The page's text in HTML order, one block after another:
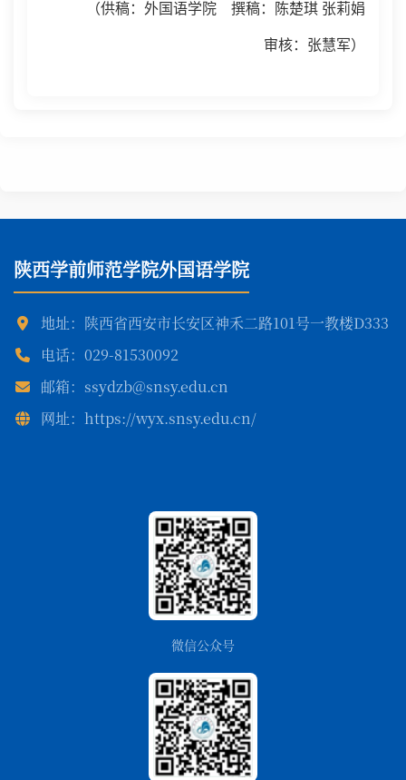
（供稿：外国语学院 撰稿：陈楚琪 张莉娟
审核：张慧军）
陕西学前师范学院外国语学院
地址：陕西省西安市长安区神禾二路101号一教楼D333
电话：029-81530092
邮箱：ssydzb@snsy.edu.cn
网址：https://wyx.snsy.edu.cn/
微信公众号